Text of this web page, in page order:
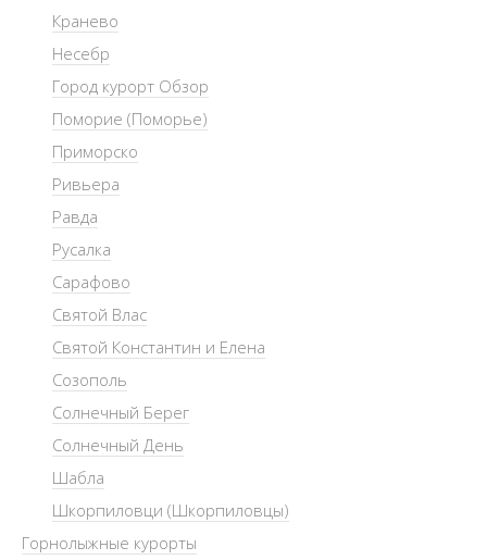
Кранево
Несебр
Город курорт Обзор
Поморие (Поморье)
Приморско
Ривьера
Равда
Русалка
Сарафово
Святой Влас
Святой Константин и Елена
Созополь
Солнечный Берег
Солнечный День
Шабла
Шкорпиловци (Шкорпиловцы)
Горнолыжные курорты